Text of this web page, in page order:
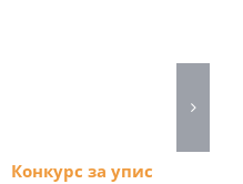
Конкурс за упис